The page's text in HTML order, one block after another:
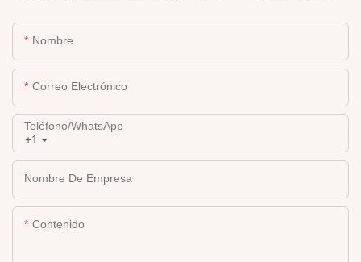
Nombre
Correo Electrónico
+1
Teléfono/WhatsApp
Nombre De Empresa
Contenido